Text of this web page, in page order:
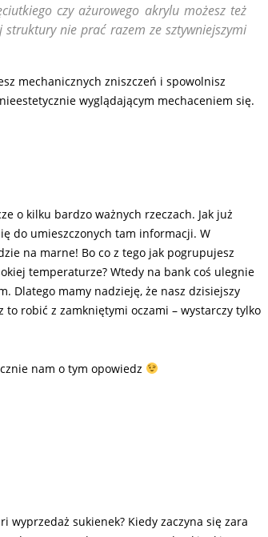
czy ażurowego akrylu możesz też
nie prać razem ze sztywniejszymi
mechanicznych zniszczeń i spowolnisz
wyglądającym mechaceniem się.
o kilku bardzo ważnych rzeczach. Jak już
do umieszczonych tam informacji. W
na marne! Bo co z tego jak pogrupujesz
temperaturze? Wtedy na bank coś ulegnie
Dlatego mamy nadzieję, że nasz dzisiejszy
robić z zamkniętymi oczami – wystarczy tylko
nam o tym opowiedz
sukienek? Kiedy zaczyna się zara